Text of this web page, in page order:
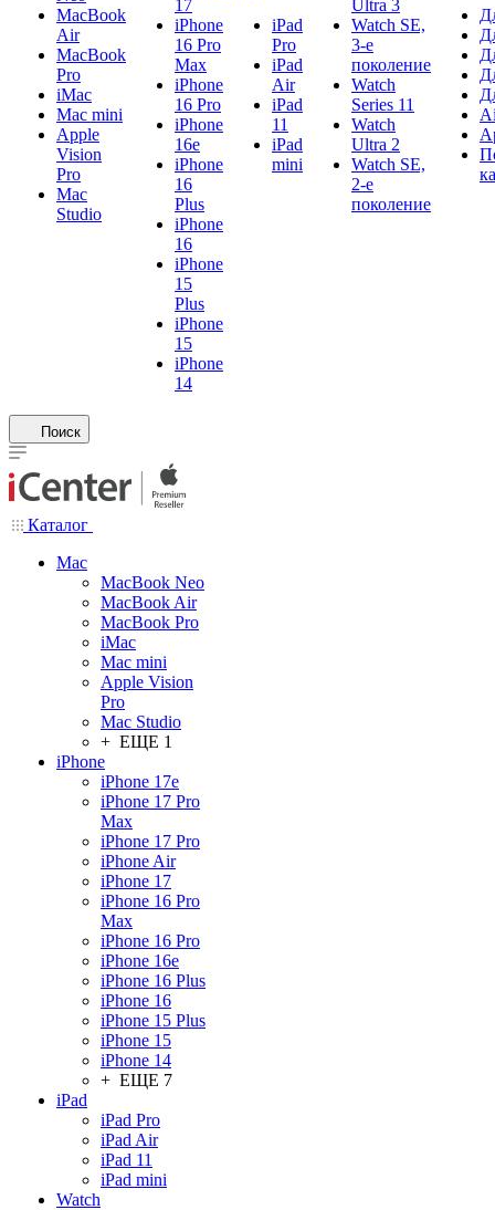
MacBook
Air
MacBook
Pro
iMac
Mac mini
Apple
Vision
Pro
Mac
Studio
17
iPhone
16 Pro
Max
iPhone
16 Pro
iPhone
16e
iPhone
16
Plus
iPhone
16
iPhone
15
Plus
iPhone
15
iPhone
14
iPad
Pro
iPad
Air
iPad
11
iPad
mini
Ultra 3
Watch SE,
3-е
поколение
Watch
Series 11
Watch
Ultra 2
Watch SE,
2-е
поколение
Поиск
Каталог
Mac
MacBook Neo
MacBook Air
MacBook Pro
iMac
Mac mini
Apple Vision
Pro
Mac Studio
+ ЕЩЕ 1
iPhone
iPhone 17e
iPhone 17 Pro
Max
iPhone 17 Pro
iPhone Air
iPhone 17
iPhone 16 Pro
Max
iPhone 16 Pro
iPhone 16e
iPhone 16 Plus
iPhone 16
iPhone 15 Plus
iPhone 15
iPhone 14
+ ЕЩЕ 7
iPad
iPad Pro
iPad Air
iPad 11
iPad mini
Watch